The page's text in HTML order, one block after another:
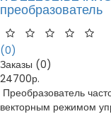
преобразователь
(0)
Заказы (0)
24700р.
Преобразователь
векторным режимом